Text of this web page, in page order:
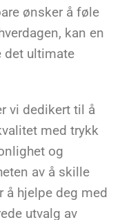
ønsker å føle
kan en
det ultimate
vi dedikert til å
med trykk
og
av å skille
å hjelpe deg med
utvalg av